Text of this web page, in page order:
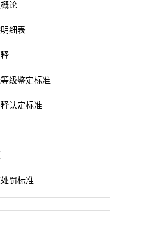
论
细表
级鉴定标准
认定标准
罚标准